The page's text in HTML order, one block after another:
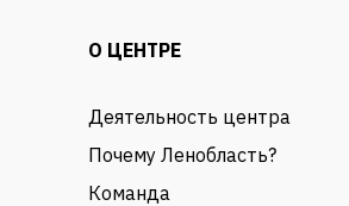
О ЦЕНТРЕ
Деятельность центра
Почему Ленобласть?
Команда